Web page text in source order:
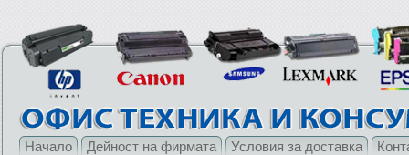
Начало Дейност на фирмата Условия за доставка